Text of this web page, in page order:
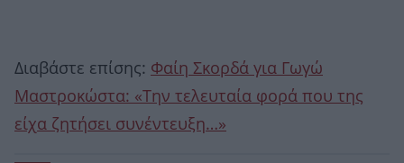
Διαβάστε επίσης: Φαίη Σκορδά για Γωγώ
Μαστροκώστα: «Την τελευταία φορά που της
είχα ζητήσει συνέντευξη…»